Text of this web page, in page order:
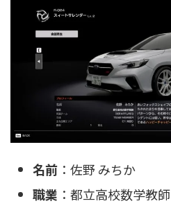
名前 ：佐野 みちか
職業 ：都立高校数学教師